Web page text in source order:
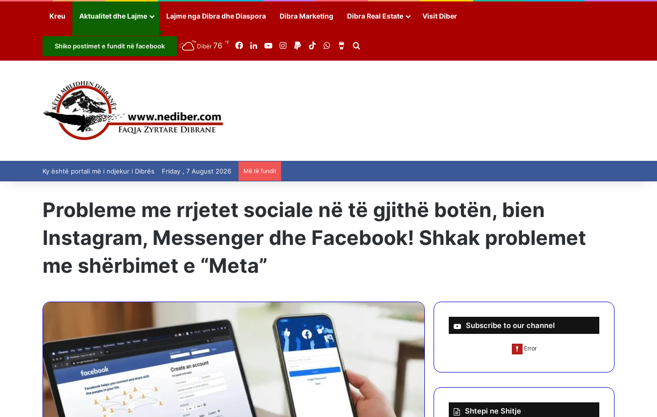
Kreu Aktualitet dhe Lajme Lajme nga Dibra dhe Diaspora Dibra Marketing Dibra Real Estate Visit Diber
Shiko postimet e fundit në facebook Dibër 76 ℉ FacebookLinkedInYouTubeInstagram
PaypalTikTokWhatsAppBuy Me a Coffee
Ky është portali më i ndjekur i Dibrës Friday , 7 August 2026 Më të fundit
Probleme me rrjetet sociale në të gjithë botën, bien
Instagram, Messenger dhe Facebook! Shkak problemet
me shërbimet e “Meta”
Subscribe to our channel
Shtepi ne Shitje